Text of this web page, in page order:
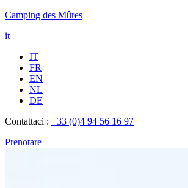
Camping des Mûres
it
IT
FR
EN
NL
DE
Contattaci : +33 (0)4 94 56 16 97
Prenotare